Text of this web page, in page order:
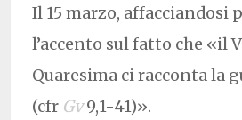
Il 15 marzo, affacciandosi
l’accento sul fatto che «il
Quaresima ci racconta la
(cfr Gv9,1-41)».